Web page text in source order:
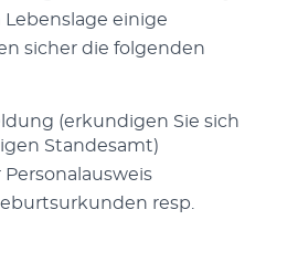
einige
sicher die folgenden
(erkundigen Sie sich
Standesamt)
resp.